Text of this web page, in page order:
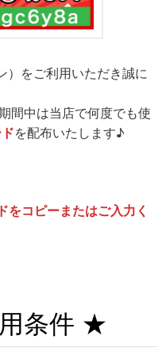
）をご利用いただき誠に
間中は当店で何度でも使
を配布いたします♪
をコピーまたはご入力く
条件 ★